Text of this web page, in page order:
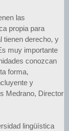
las
propia para
tienen derecho, y
muy importante
conozcan
forma,
y
Medrano, Director
lingüística